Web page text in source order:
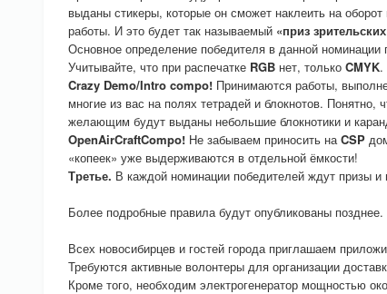
выданы стикеры, которые он сможет наклеить на
работы. И это будет так называемый «приз
Основное определение победителя в данной
Учитывайте, что при распечатке RGB нет, только CMYK.
Crazy Demo/Intro compo! Принимаются работы,
многие из вас на полях тетрадей и блокнотов. Понятно,
желающим будут выданы небольшие блокнотики и
OpenAirCraftCompo! Не забываем приносить наCSP
«копеек» уже выдерживаются в отдельной ёмкости!
Третье. В каждой номинации победителей ждут призы и
Более подробные правила будут опубликованы позднее.
Всех новосибирцев и гостей города приглашаем
Требуются активные волонтеры для организации
Кроме того, необходим электрогенератор мощностью